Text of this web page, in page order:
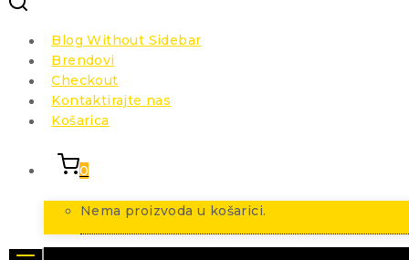
Blog Without Sidebar
Brendovi
Checkout
Kontaktirajte nas
Košarica
0
Nema proizvoda u košarici.